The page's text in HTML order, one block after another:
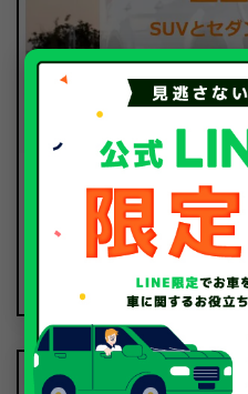
中古車のお役立ちコラム
2024.12.17
SUVとセダンの違いを徹
種14選もご紹介！